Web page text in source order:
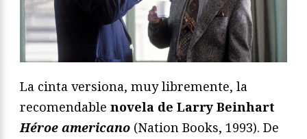
La cinta versiona, muy libremente, la
recomendable novela de Larry Beinhart
Héroe americano (Nation Books, 1993). De